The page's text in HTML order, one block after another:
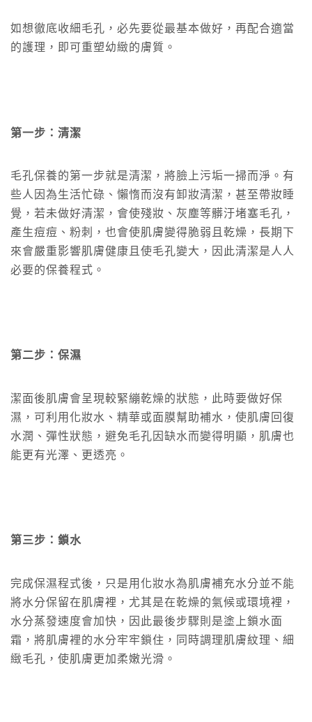
如想徹底收細毛孔，必先要從最基本做好，再配合適當
的護理，即可重塑幼緻的膚質。
第一步：清潔
毛孔保養的第一步就是清潔，將臉上污垢一掃而淨。有
些人因為生活忙碌、懶惰而沒有卸妝清潔，甚至帶妝睡
覺，若未做好清潔，會使殘妝、灰塵等髒汙堵塞毛孔，
產生痘痘、粉刺，也會使肌膚變得脆弱且乾燥，長期下
來會嚴重影響肌膚健康且使毛孔變大，因此清潔是人人
必要的保養程式。
第二步：保濕
潔面後肌膚會呈現較緊繃乾燥的狀態，此時要做好保
濕，可利用化妝水、精華或面膜幫助補水，使肌膚回復
水潤、彈性狀態，避免毛孔因缺水而變得明顯，肌膚也
能更有光澤、更透亮。
第三步：鎖水
完成保濕程式後，只是用化妝水為肌膚補充水分並不能
將水分保留在肌膚裡，尤其是在乾燥的氣候或環境裡，
水分蒸發速度會加快，因此最後步驟則是塗上鎖水面
霜，將肌膚裡的水分牢牢鎖住，同時調理肌膚紋理、細
緻毛孔，使肌膚更加柔嫩光滑。